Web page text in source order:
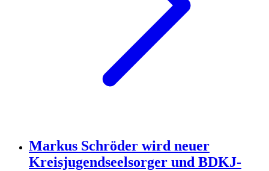
Markus Schröder wird neuer
Kreisjugendseelsorger und BDKJ-